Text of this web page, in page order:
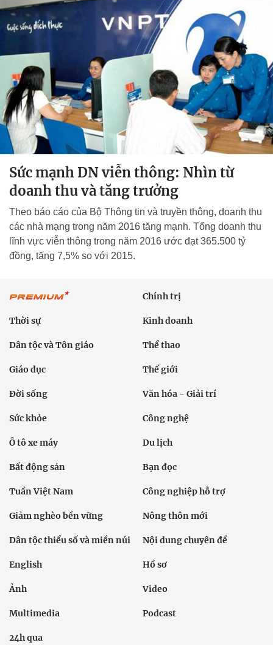
Sức mạnh DN viễn thông: Nhìn từ
doanh thu và tăng trưởng
Theo báo cáo của Bộ Thông tin và truyền thông, doanh thu
các nhà mạng trong năm 2016 tăng mạnh. Tổng doanh thu
lĩnh vực viễn thông trong năm 2016 ước đạt 365.500 tỷ
đồng, tăng 7,5% so với 2015.
Chính trị
Thời sự Kinh doanh
Dân tộc và Tôn giáo Thể thao
Giáo dục Thế giới
Đời sống Văn hóa - Giải trí
Sức khỏe Công nghệ
Ô tô xe máy Du lịch
Bất động sản Bạn đọc
Tuần Việt Nam Công nghiệp hỗ trợ
Giảm nghèo bền vững Nông thôn mới
Dân tộc thiểu số và miền núi Nội dung chuyên đề
English Hồ sơ
Ảnh Video
Multimedia Podcast
24h qua